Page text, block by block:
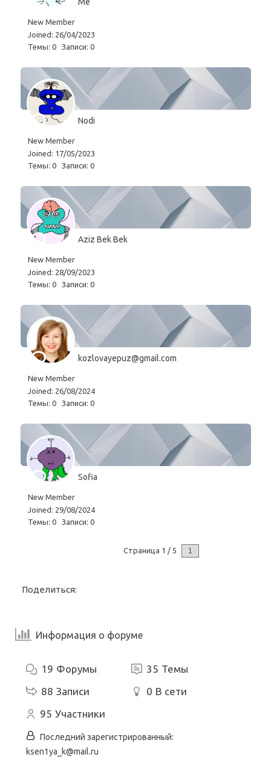
New Member
Joined: 26/04/2023
Темы: 0
Записи: 0
Nodi
New Member
Joined: 17/05/2023
Темы: 0
Записи: 0
Aziz Bek Bek
New Member
Joined: 28/09/2023
Темы: 0
Записи: 0
kozlovayepuz@gmail.com
New Member
Joined: 26/08/2024
Темы: 0
Записи: 0
Sofia
New Member
Joined: 29/08/2024
Темы: 0
Записи: 0
Страница 1 / 5
Поделиться:
Информация о форуме
19 Форумы 35 Темы
88 Записи 0 В сети
95 Участники
Последний зарегистрированный:
ksen1ya_k@mail.ru